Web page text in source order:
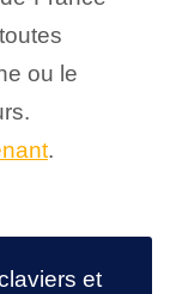
ou le
.
et